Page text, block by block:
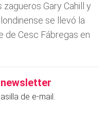
Gary Cahill y
se llevó la
de Cesc Fábregas en
de e-mail.